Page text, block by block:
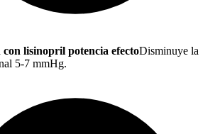
lisinopril potencia efectoDisminuye la
5-7 mmHg.